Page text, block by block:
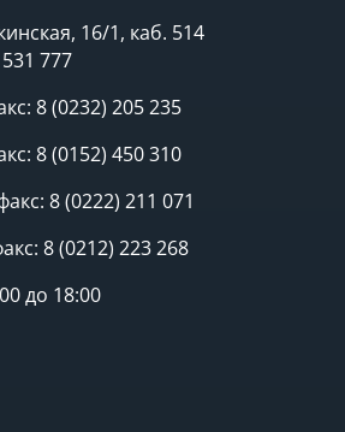
16/1, каб. 514
777
8 (0232) 205 235
8 (0152) 450 310
8 (0222) 211 071
8 (0212) 223 268
до 18:00